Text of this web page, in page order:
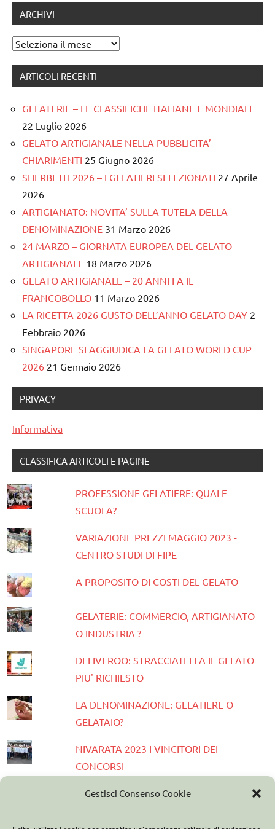
Gestisci Consenso Cookie
ARCHIVI
Archivi
ARTICOLI RECENTI
GELATERIE – LE CLASSIFICHE ITALIANE E MONDIALI
22 Luglio 2026
GELATO ARTIGIANALE NELLA PUBBLICITA’ –
CHIARIMENTI 25 Giugno 2026
SHERBETH 2026 – I GELATIERI SELEZIONATI 27 Aprile
2026
ARTIGIANATO: NOVITA’ SULLA TUTELA DELLA
DENOMINAZIONE 31 Marzo 2026
24 MARZO – GIORNATA EUROPEA DEL GELATO
ARTIGIANALE 18 Marzo 2026
GELATO ARTIGIANALE – 20 ANNI FA IL
FRANCOBOLLO 11 Marzo 2026
LA RICETTA 2026 GUSTO DELL’ANNO GELATO DAY 2
Febbraio 2026
SINGAPORE SI AGGIUDICA LA GELATO WORLD CUP
2026 21 Gennaio 2026
PRIVACY
Informativa
CLASSIFICA ARTICOLI E PAGINE
PROFESSIONE GELATIERE: QUALE
SCUOLA?
VARIAZIONE PREZZI MAGGIO 2023 -
CENTRO STUDI DI FIPE
A PROPOSITO DI COSTI DEL GELATO
GELATERIE: COMMERCIO, ARTIGIANATO
O INDUSTRIA ?
DELIVEROO: STRACCIATELLA IL GELATO
PIU' RICHIESTO
LA DENOMINAZIONE: GELATIERE O
GELATAIO?
NIVARATA 2023 I VINCITORI DEI
CONCORSI
PRESENTATA LA GUIDA GELATERIE